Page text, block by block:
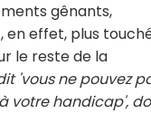
gênants,
en effet, plus
le reste de la
'vous ne pouvez
votre handicap',